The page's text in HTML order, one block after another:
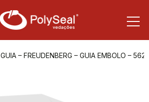
GUIA – FREUDENBERG – GUIA EMBOLO –